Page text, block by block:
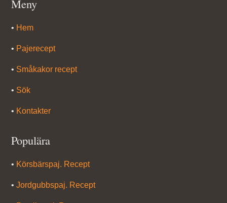
Meny
• Hem
• Pajerecept
• Småkakor recept
• Sök
• Kontakter
Populära
• Körsbärspaj. Recept
•Jordgubbspaj. Recept